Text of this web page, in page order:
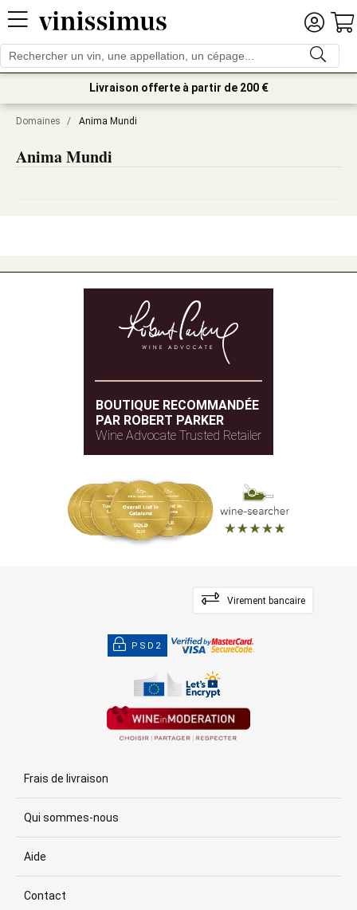
Livraison offerte à partir de 200 €
Domaines / Anima Mundi
Anima Mundi
BOUTIQUE RECOMMANDÉE
PAR ROBERT PARKER
Wine Advocate Trusted Retailer
Virement bancaire
PSD2
Frais de livraison
Qui sommes-nous
Aide
Contact